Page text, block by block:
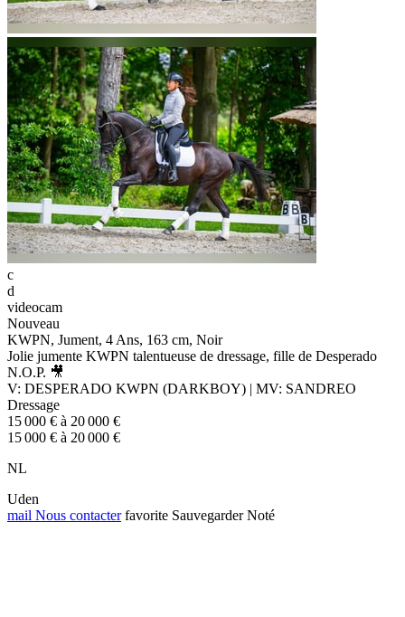
c
d
videocam
Nouveau
KWPN, Jument, 4 Ans, 163 cm, Noir
Jolie jumente KWPN talentueuse de dressage, fille de Desperado
N.O.P. 🎥
V: DESPERADO KWPN (DARKBOY) | MV: SANDREO
Dressage
15 000 € à 20 000 €
15 000 € à 20 000 €
NL
Uden
mail Nous contacter favorite Sauvegarder Noté